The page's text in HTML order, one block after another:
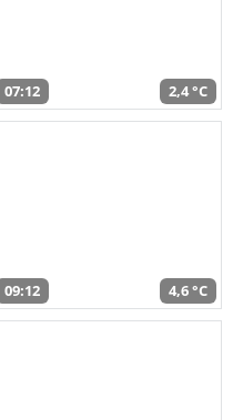
07:12 2,4 °C
09:12 4,6 °C